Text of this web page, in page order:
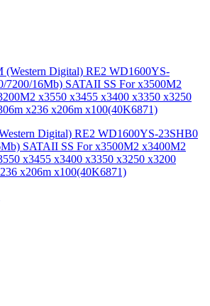
Digital) RE2 WD1600YS-23SHB0
SATAII SS For x3500M2 x3400M2
x3455 x3400 x3350 x3250 x3200
x206m x100(40K6871)